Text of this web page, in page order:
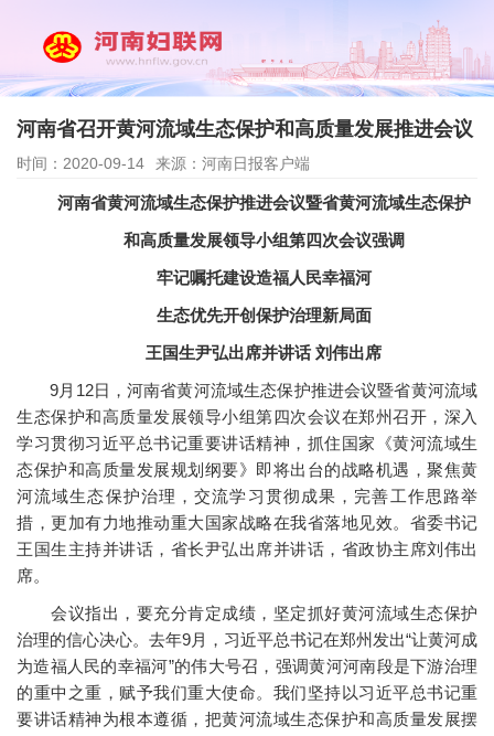
河南省召开黄河流域生态保护和高质量发展推进会议
时间：2020-09-14 来源：河南日报客户端
河南省黄河流域生态保护推进会议暨省黄河流域生态保护
和高质量发展领导小组第四次会议强调
牢记嘱托建设造福人民幸福河
生态优先开创保护治理新局面
王国生尹弘出席并讲话 刘伟出席
9月12日，河南省黄河流域生态保护推进会议暨省黄河流域
生态保护和高质量发展领导小组第四次会议在郑州召开，深入
学习贯彻习近平总书记重要讲话精神，抓住国家《黄河流域生
态保护和高质量发展规划纲要》即将出台的战略机遇，聚焦黄
河流域生态保护治理，交流学习贯彻成果，完善工作思路举
措，更加有力地推动重大国家战略在我省落地见效。省委书记
王国生主持并讲话，省长尹弘出席并讲话，省政协主席刘伟出
席。
会议指出，要充分肯定成绩，坚定抓好黄河流域生态保护
治理的信心决心。去年9月，习近平总书记在郑州发出“让黄河成
为造福人民的幸福河”的伟大号召，强调黄河河南段是下游治理
的重中之重，赋予我们重大使命。我们坚持以习近平总书记重
要讲话精神为根本遵循，把黄河流域生态保护和高质量发展摆